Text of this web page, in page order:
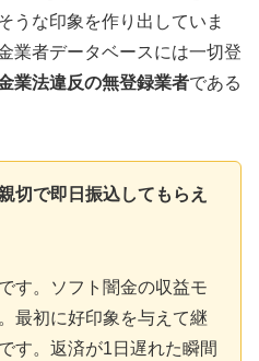
うな印象を作り出していま
業者データベースには一切登
業法違反の無登録業者である
切で即日振込してもらえ
す。ソフト闇金の収益モ
最初に好印象を与えて継
す。返済が1日遅れた瞬間